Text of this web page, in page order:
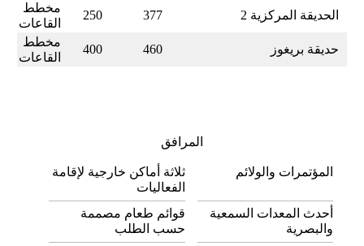
الحديقة المركزية 2
377
250
مخطط
القاعات
حديقة بريغوز
460
400
مخطط
القاعات
اﻟﻤﺮاﻓﻖ
اﻟﻤﺆﺗﻤﺮات واﻟﻮلاﺋﻢ
ثلاثة أماكن خارجية لإقامة
الفعاليات
أحدث المعدات السمعية
والبصرية
قوائم طعام مصممة
حسب الطلب